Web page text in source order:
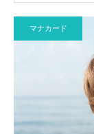
マナカード